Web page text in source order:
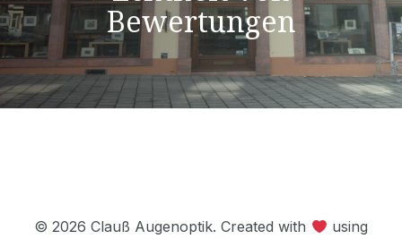
Bewertungen
© 2026 Clauß Augenoptik. Created with
using